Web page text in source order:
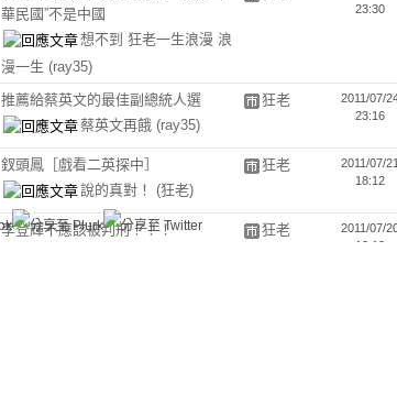
華民國”不是中國
想不到 狂老一生浪漫 浪
漫一生 (ray35)
23:30
推薦給蔡英文的最佳副總統人選
蔡英文再餓 (ray35)
狂老
2011/07/
23:16
釵頭鳳［戲看二英探中］
說的真對！ (狂老)
狂老
2011/07/21
18:12
李登輝不應該被判刑！！！
狂老
2011/07/
12:12